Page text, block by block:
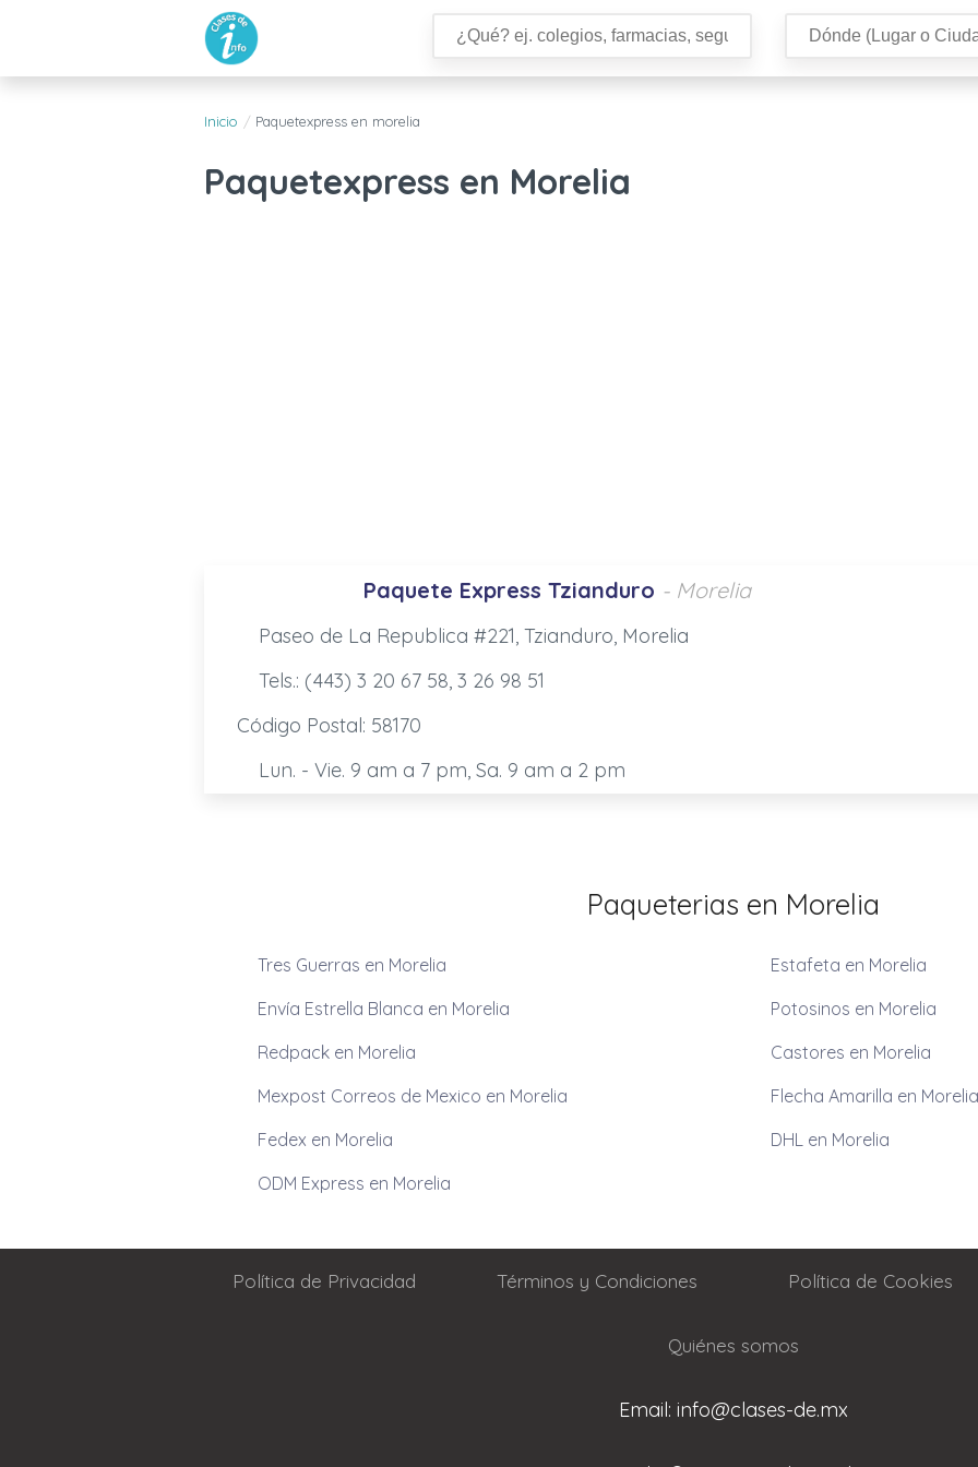
Inicio Paquetexpress en morelia
Paquetexpress en Morelia
Paquete Express Tzianduro - Morelia
Paseo de La Republica #221, Tzianduro, Morelia
Tels.: (443) 3 20 67 58, 3 26 98 51
Código Postal: 58170
Lun. - Vie. 9 am a 7 pm, Sa. 9 am a 2 pm
Paqueterias en Morelia
Tres Guerras en Morelia
Estafeta en Morelia
Envía Estrella Blanca en Morelia
Potosinos en Morelia
Redpack en Morelia
Castores en Morelia
Mexpost Correos de Mexico en Morelia
Flecha Amarilla en Morelia
Fedex en Morelia
DHL en Morelia
ODM Express en Morelia
Política de Privacidad Términos y Condiciones Política de Cookies
Quiénes somos
Email: info@clases-de.mx